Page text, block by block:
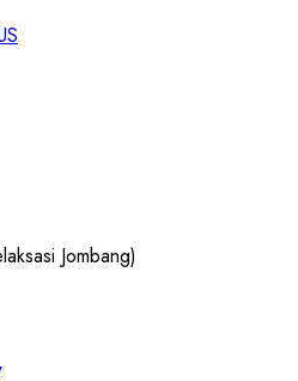
Jombang)